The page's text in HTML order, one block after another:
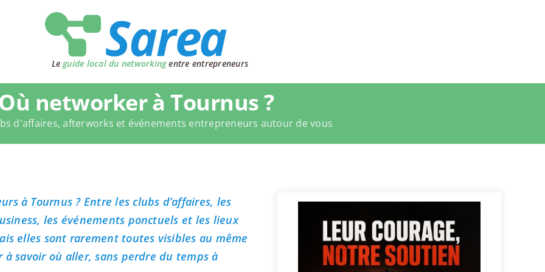
Le guide local du networkingentre entrepreneurs
Où networker à Tournus ?
d'affaires, afterworks et événements entrepreneurs autour de vous
à Tournus ? Entre les clubs d’affaires, les
les événements ponctuels et les lieux
elles sont rarement toutes visibles au même
savoir où aller, sans perdre du temps à